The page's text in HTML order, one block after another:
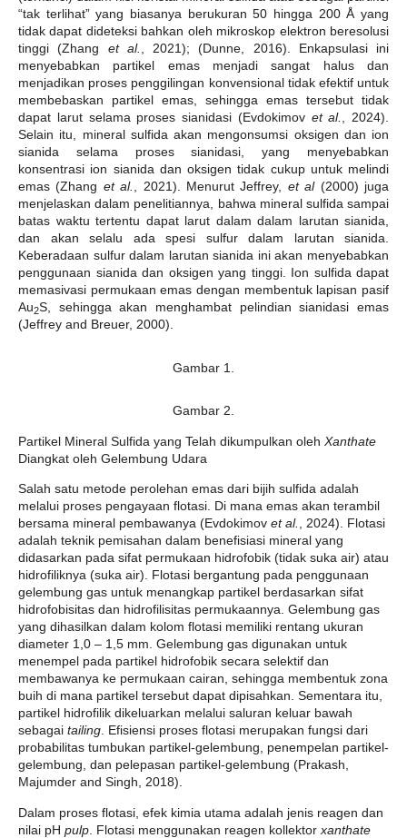
“tak terlihat” yang biasanya berukuran 50 hingga 200 Å yang
tidak dapat dideteksi bahkan oleh mikroskop elektron beresolusi
tinggi (Zhang et al.
, 2021); (Dunne, 2016). Enkapsulasi ini
menyebabkan partikel emas menjadi sangat halus dan
menjadikan proses penggilingan konvensional tidak efektif untuk
membebaskan partikel emas, sehingga emas tersebut tidak
dapat larut selama proses sianidasi (Evdokimov et al.
, 2024).
Selain itu, mineral sulfida akan mengonsumsi oksigen dan ion
sianida selama proses sianidasi, yang menyebabkan
konsentrasi ion sianida dan oksigen tidak cukup untuk melindi
emas (Zhang et al. , 2021). Menurut Jeffrey, et al(2000) juga
menjelaskan dalam penelitiannya, bahwa mineral sulfida sampai
batas waktu tertentu dapat larut dalam dalam larutan sianida,
dan akan selalu ada spesi sulfur dalam larutan sianida.
Keberadaan sulfur dalam larutan sianida ini akan menyebabkan
penggunaan sianida dan oksigen yang tinggi. Ion sulfida dapat
memasivasi permukaan emas dengan membentuk lapisan pasif
Au2S, sehingga akan menghambat pelindian sianidasi emas
(Jeffrey and Breuer, 2000).
Gambar 1.
Gambar 2.
Partikel Mineral Sulfida yang Telah dikumpulkan oleh Xanthate
Diangkat oleh Gelembung Udara
Salah satu metode perolehan emas dari bijih sulfida adalah
melalui proses pengayaan flotasi. Di mana emas akan terambil
bersama mineral pembawanya (Evdokimov et al., 2024). Flotasi
adalah teknik pemisahan dalam benefisiasi mineral yang
didasarkan pada sifat permukaan hidrofobik (tidak suka air) atau
hidrofiliknya (suka air). Flotasi bergantung pada penggunaan
gelembung gas untuk menangkap partikel berdasarkan sifat
hidrofobisitas dan hidrofilisitas permukaannya. Gelembung gas
yang dihasilkan dalam kolom flotasi memiliki rentang ukuran
diameter 1,0 – 1,5 mm. Gelembung gas digunakan untuk
menempel pada partikel hidrofobik secara selektif dan
membawanya ke permukaan cairan, sehingga membentuk zona
buih di mana partikel tersebut dapat dipisahkan. Sementara itu,
partikel hidrofilik dikeluarkan melalui saluran keluar bawah
sebagai tailing. Efisiensi proses flotasi merupakan fungsi dari
probabilitas tumbukan partikel-gelembung, penempelan partikel-
gelembung, dan pelepasan partikel-gelembung (Prakash,
Majumder and Singh, 2018).
Dalam proses flotasi, efek kimia utama adalah jenis reagen dan
nilai pH pulp . Flotasi menggunakan reagen kollektor xanthate